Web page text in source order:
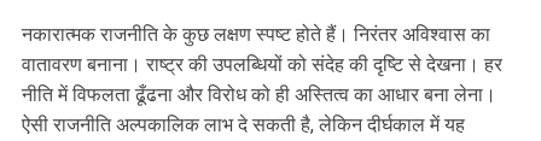
नकारात्मक राजनीति के कुछ लक्षण स्पष्ट होते हैं। निरंतर अविश्वास का
वातावरण बनाना। राष्ट्र की उपलब्धियों को संदेह की दृष्टि से देखना। हर
नीति में विफलता ढूँढना और विरोध को ही अस्तित्व का आधार बना लेना।
ऐसी राजनीति अल्पकालिक लाभ दे सकती है, लेकिन दीर्घकाल में यह